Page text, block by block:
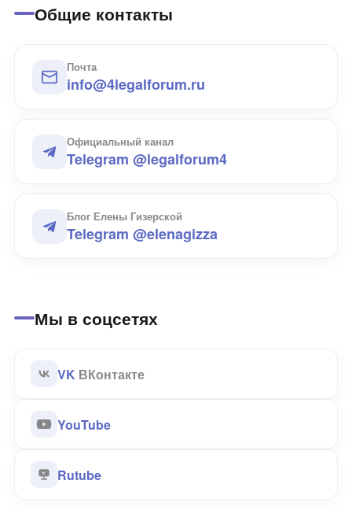
Общие контакты
Почта
info@4legalforum.ru
Официальный канал
Telegram @legalforum4
Блог Елены Гизерской
Telegram @elenagizza
Мы в соцсетях
VK ВКонтакте
YouTube
Rutube